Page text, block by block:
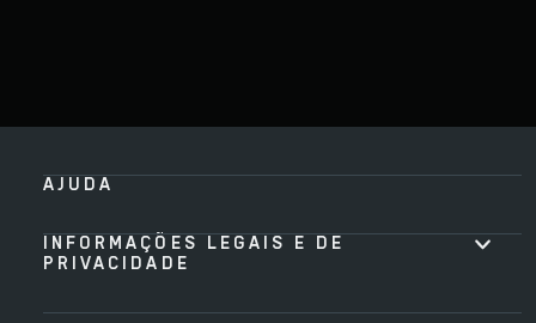
AJUDA
INFORMAÇÕES LEGAIS E DE
PRIVACIDADE